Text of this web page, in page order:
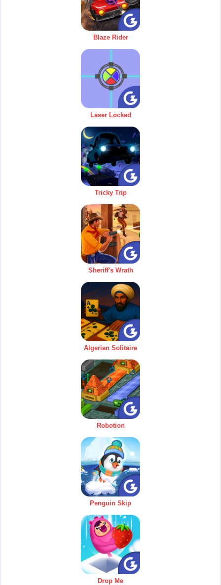
Blaze Rider
Laser Locked
Tricky Trip
Sheriff's Wrath
Algerian Solitaire
Robotion
Penguin Skip
Drop Me